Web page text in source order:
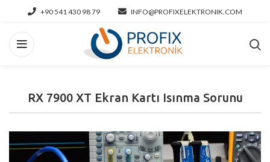
+90 541 430 98 79 INFO@PROFIXELEKTRONIK.COM
RX 7900 XT Ekran Kartı Isınma Sorunu